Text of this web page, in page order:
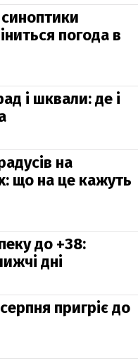
погода в
і шквали: де і
на
що на це кажуть
до +38:
дні
пригріє до